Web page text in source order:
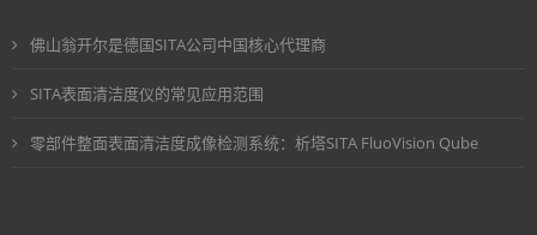
佛山翁开尔是德国SITA公司中国核心代理商
SITA表面清洁度仪的常见应用范围
零部件整面表面清洁度成像检测系统：析塔SITA FluoVision Qube